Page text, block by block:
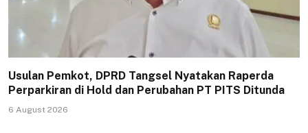
Usulan Pemkot, DPRD Tangsel Nyatakan Raperda
Perparkiran di Hold dan Perubahan PT PITS Ditunda
6 August 2026